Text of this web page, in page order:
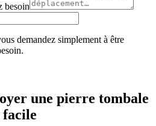
besoin
demandez simplement à être
une pierre tombale
facile